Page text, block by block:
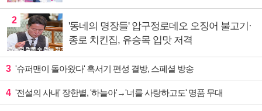
2
'동네의 명장들' 압구정로데오 오징어 불고기·
종로 치킨집, 유승목 입맛 저격
3 '슈퍼맨이 돌아왔다' 혹서기 편성 결방, 스페셜 방송
4 '전설의 사내' 장한별, '하늘아'→'너를 사랑하고도' 명품 무대